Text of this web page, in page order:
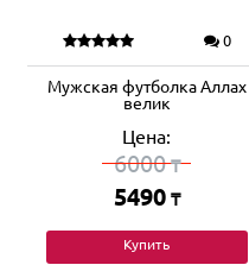
0
Мужская футболка Аллах
велик
Цена:
6000₸
5490 ₸
Купить